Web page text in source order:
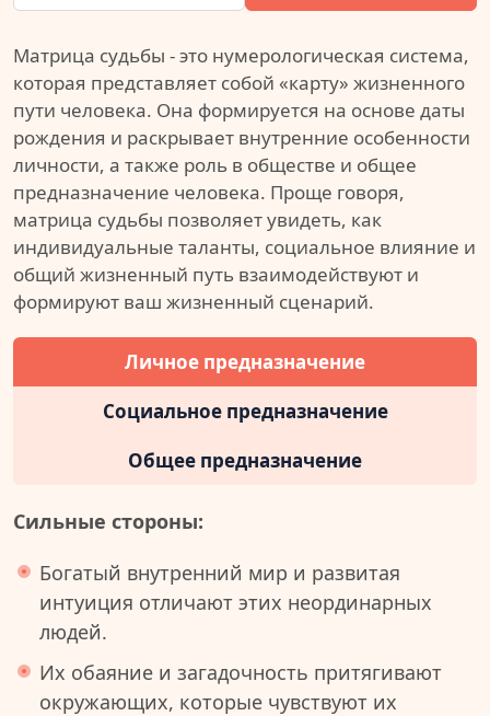
Матрица судьбы - это нумерологическая система,
которая представляет собой «карту» жизненного
пути человека. Она формируется на основе даты
рождения и раскрывает внутренние особенности
личности, а также роль в обществе и общее
предназначение человека. Проще говоря,
матрица судьбы позволяет увидеть, как
индивидуальные таланты, социальное влияние и
общий жизненный путь взаимодействуют и
формируют ваш жизненный сценарий.
Личное предназначение
Социальное предназначение
Общее предназначение
Сильные стороны:
Богатый внутренний мир и развитая
интуиция отличают этих неординарных
людей.
Их обаяние и загадочность притягивают
окружающих, которые чувствуют их